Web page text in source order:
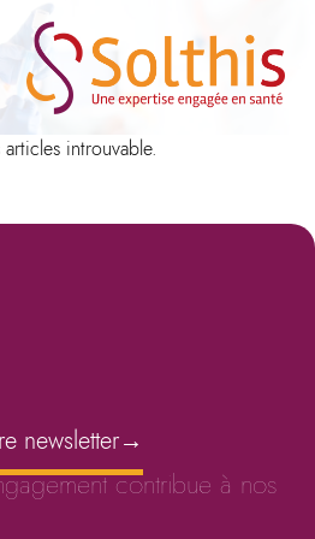
introuvable.
newsletter→
contribue à nos